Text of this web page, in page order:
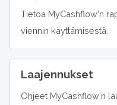
Tietoa MyCashflow'n
viennin käyttämisestä.
Laajennukset
Ohjeet MyCashflow'n